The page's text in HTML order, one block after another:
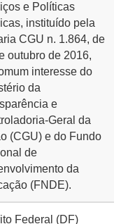
e Políticas
instituído pela
CGU n. 1.864, de
outubro de 2016,
interesse do
da
e
Geral da
(CGU) e do Fundo
de
da
(FNDE).
Federal (DF)